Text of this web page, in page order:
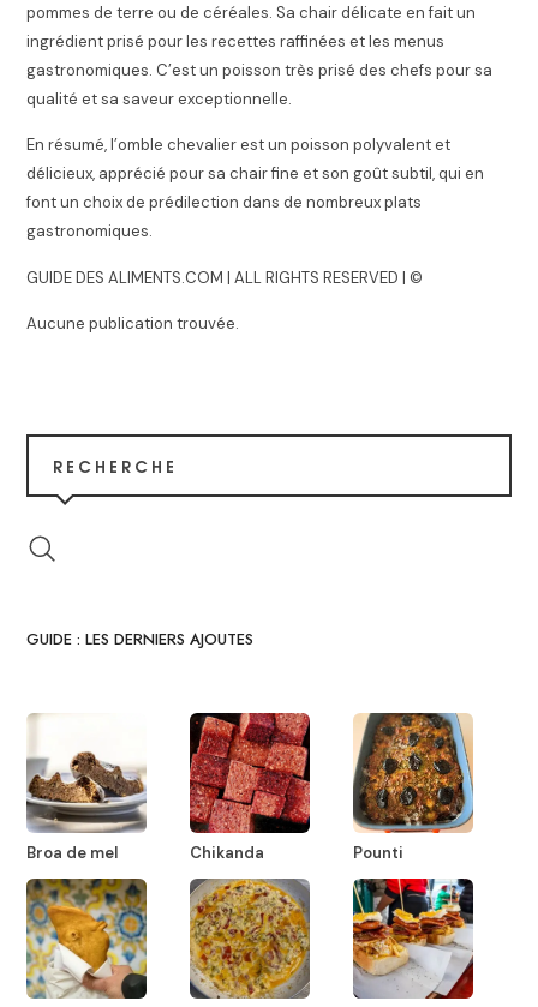
pommes de terre ou de céréales. Sa chair délicate en fait un
ingrédient prisé pour les recettes raffinées et les menus
gastronomiques. C’est un poisson très prisé des chefs pour sa
qualité et sa saveur exceptionnelle.
En résumé, l’omble chevalier est un poisson polyvalent et
délicieux, apprécié pour sa chair fine et son goût subtil, qui en
font un choix de prédilection dans de nombreux plats
gastronomiques.
GUIDE DES ALIMENTS.COM | ALL RIGHTS RESERVED | ©
Aucune publication trouvée.
RECHERCHE
GUIDE : LES DERNIERS AJOUTES
Broa de mel Chikanda Pounti